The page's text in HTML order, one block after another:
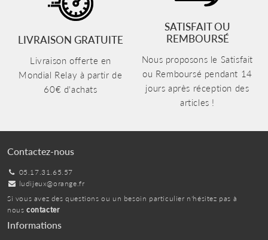
LIVRAISON GRATUITE
Livraison offerte en
Mondial Relay à partir de
60€ d'achats
SATISFAIT OU
REMBOURSÉ
Nous proposons le Satisfait
ou Remboursé pendant 14
jours après réception des
articles !
Contactez-nous
05.17.31.65.57
ludijeux@orange.fr
Si vous avez des questions ou un besoin particulier n'hésitez pas à
nous contacter
Informations